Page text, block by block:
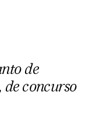
de
de concurso